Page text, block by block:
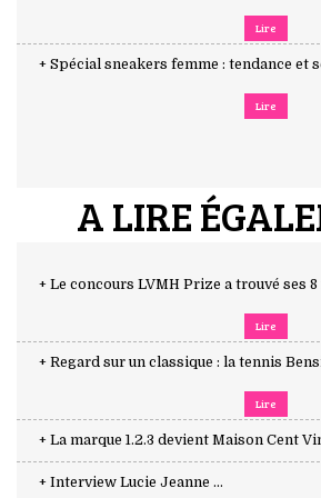
Lire
+ Spécial sneakers femme : tendance et
Lire
A LIRE
+ Le concours LVMH Prize a trouvé ses
Lire
+ Regard sur un classique : la tennis
Lire
+ La marque 1.2.3 devient Maison Cent
+ Interview Lucie Jeanne ...